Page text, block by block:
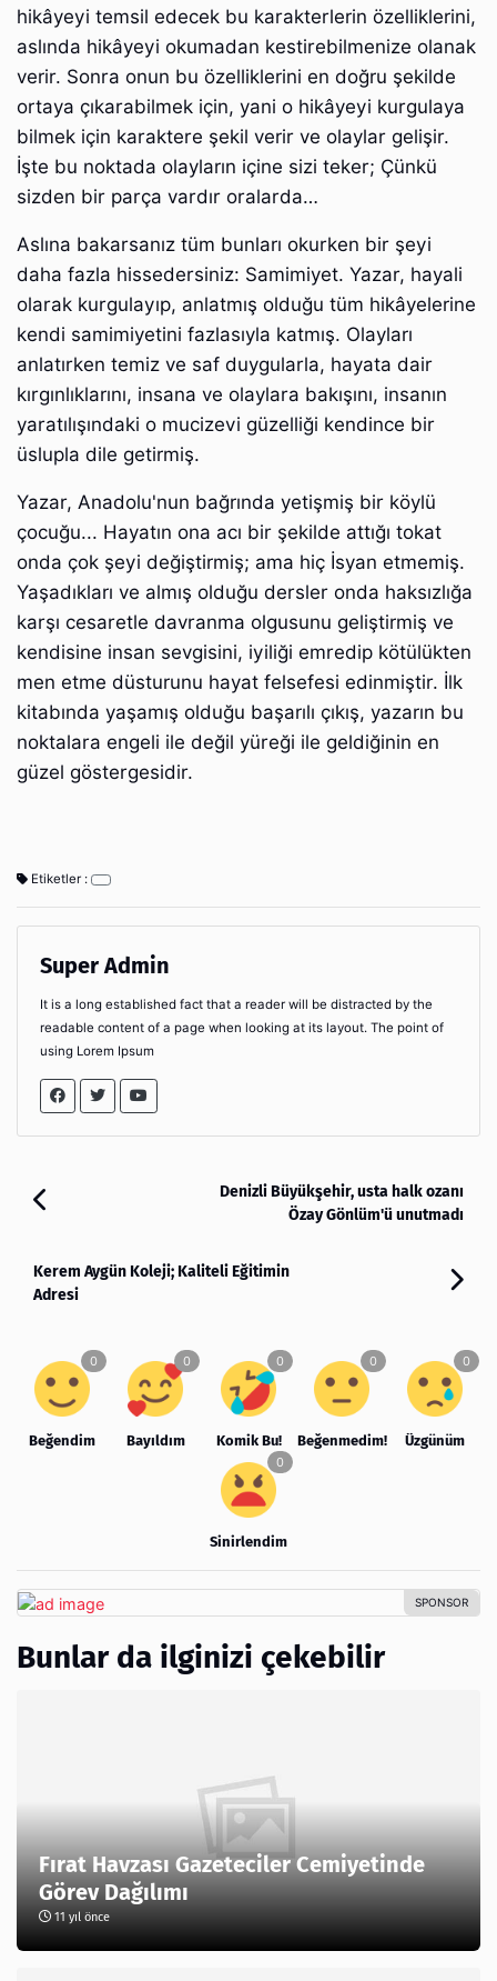
hikâyeyi temsil edecek bu karakterlerin özelliklerini,
aslında hikâyeyi okumadan kestirebilmenize olanak
verir. Sonra onun bu özelliklerini en doğru şekilde
ortaya çıkarabilmek için, yani o hikâyeyi kurgulaya
bilmek için karaktere şekil verir ve olaylar gelişir.
İşte bu noktada olayların içine sizi teker; Çünkü
sizden bir parça vardır oralarda…
Aslına bakarsanız tüm bunları okurken bir şeyi
daha fazla hissedersiniz: Samimiyet. Yazar, hayali
olarak kurgulayıp, anlatmış olduğu tüm hikâyelerine
kendi samimiyetini fazlasıyla katmış. Olayları
anlatırken temiz ve saf duygularla, hayata dair
kırgınlıklarını, insana ve olaylara bakışını, insanın
yaratılışındaki o mucizevi güzelliği kendince bir
üslupla dile getirmiş.
Yazar, Anadolu'nun bağrında yetişmiş bir köylü
çocuğu... Hayatın ona acı bir şekilde attığı tokat
onda çok şeyi değiştirmiş; ama hiç İsyan etmemiş.
Yaşadıkları ve almış olduğu dersler onda haksızlığa
karşı cesaretle davranma olgusunu geliştirmiş ve
kendisine insan sevgisini, iyiliği emredip kötülükten
men etme düsturunu hayat felsefesi edinmiştir. İlk
kitabında yaşamış olduğu başarılı çıkış, yazarın bu
noktalara engeli ile değil yüreği ile geldiğinin en
güzel göstergesidir.
Etiketler :
Super Admin
It is a long established fact that a reader will be distracted by the
readable content of a page when looking at its layout. The point of
using Lorem Ipsum
Denizli Büyükşehir, usta halk ozanı
Özay Gönlüm'ü unutmadı
Kerem Aygün Koleji; Kaliteli Eğitimin
Adresi
Beğendim Bayıldım Komik Bu! Beğenmedim! Üzgünüm
Sinirlendim
Bunlar da ilginizi çekebilir
Fırat Havzası Gazeteciler Cemiyetinde
Görev Dağılımı
11 yıl önce